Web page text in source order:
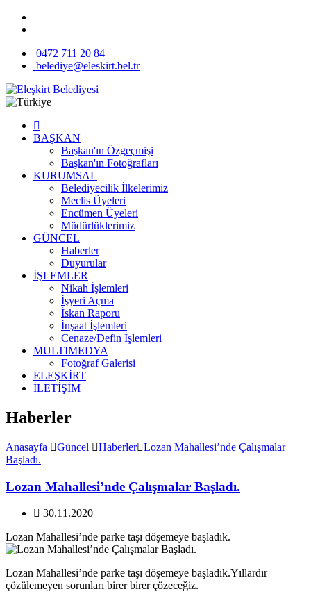
0472 711 20 84
belediye@eleskirt.bel.tr
BAŞKAN
Başkan'ın Özgeçmişi
Başkan'ın Fotoğrafları
KURUMSAL
Belediyecilik İlkelerimiz
Meclis Üyeleri
Encümen Üyeleri
Müdürlüklerimiz
GÜNCEL
Haberler
Duyurular
İŞLEMLER
Nikah İşlemleri
İşyeri Açma
İskan Raporu
İnşaat İşlemleri
Cenaze/Defin İşlemleri
MULTIMEDYA
Fotoğraf Galerisi
ELEŞKİRT
İLETİŞİM
Haberler
Anasayfa Güncel Haberler Lozan Mahallesi’nde Çalışmalar
Başladı.
Lozan Mahallesi’nde Çalışmalar Başladı.
30.11.2020
Lozan Mahallesi’nde parke taşı döşemeye başladık.
Lozan Mahallesi’nde parke taşı döşemeye başladık.Yıllardır
çözülemeyen sorunları birer birer çözeceğiz.